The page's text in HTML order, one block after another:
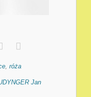
, róża
Jan